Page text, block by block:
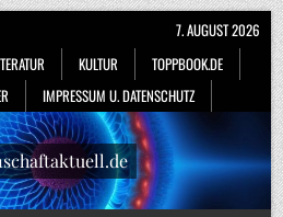
KULTUR
TOPPBOOK.DE
IMPRESSUM U. DATENSCHUTZ
7. AUGUST 2026